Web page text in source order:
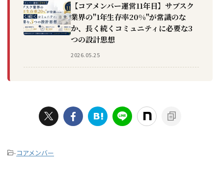
【コアメンバー運営11年目】サブスク
業界の"1年生存率20%"が常識のな
か、長く続くコミュニティに必要な3
つの設計思想
2026.05.25
-コアメンバー